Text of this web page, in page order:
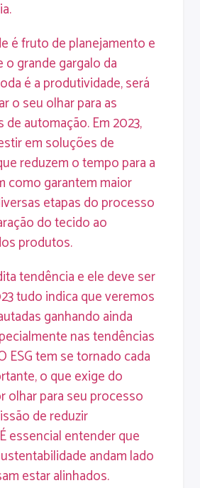
é fruto de planejamento e
o grande gargalo da
é a produtividade, será
o seu olhar para as
automação. Em 2023,
em soluções de
reduzem o tempo para a
como garantem maior
etapas do processo
do tecido ao
produtos.
tendência e ele deve ser
tudo indica que veremos
ganhando ainda
nas tendências
ESG tem se tornado cada
o que exige do
olhar para seu processo
de reduzir
essencial entender que
andam lado
estar alinhados.